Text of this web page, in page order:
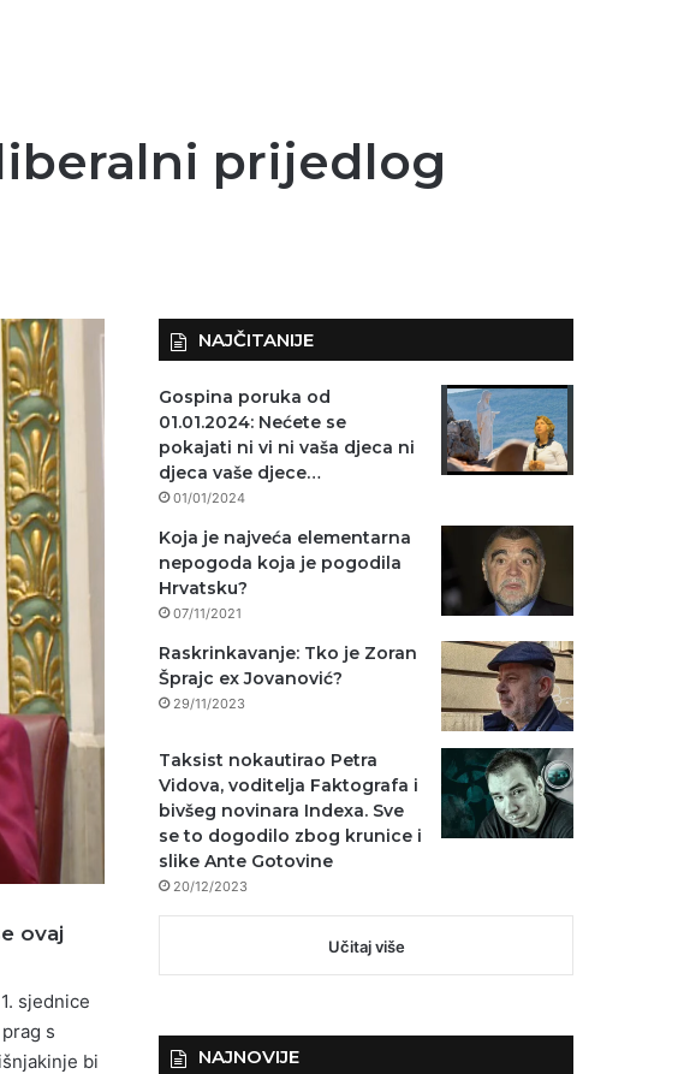
prijedlog
ovaj
sjednice
s
bi
NAJČITANIJE
Gospina poruka od
01.01.2024: Nećete se
pokajati ni vi ni vaša djeca ni
djeca vaše djece…
01/01/2024
Koja je najveća elementarna
nepogoda koja je pogodila
Hrvatsku?
07/11/2021
Raskrinkavanje: Tko je Zoran
Šprajc ex Jovanović?
29/11/2023
Taksist nokautirao Petra
Vidova, voditelja Faktografa i
bivšeg novinara Indexa. Sve
se to dogodilo zbog krunice i
slike Ante Gotovine
20/12/2023
Učitaj više
NAJNOVIJE